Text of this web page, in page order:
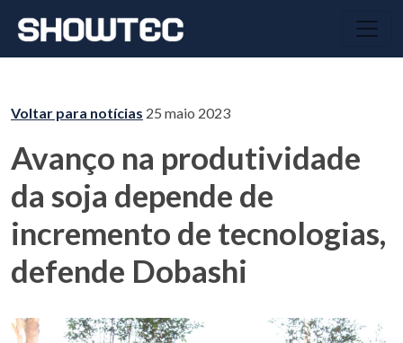
Voltar para notícias 25 maio 2023
Avanço na produtividade
da soja depende de
incremento de tecnologias,
defende Dobashi